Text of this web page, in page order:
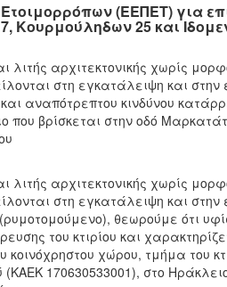
(ΕΕΠΕΤ) για
Κουρμούληδων 25 και
λιτής αρχιτεκτονικής χωρίς
στη εγκατάλειψη και
αναπότρεπτου κινδύνου
που βρίσκεται στην οδό
λιτής αρχιτεκτονικής χωρίς
στη εγκατάλειψη και
θεωρούμε ότι
του κτιρίου και
χώρου, τμήμα του
170630533001), στο